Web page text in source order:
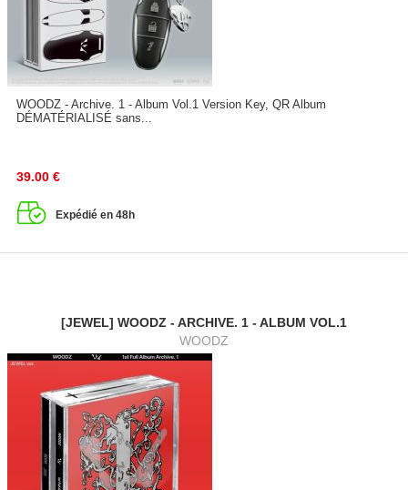
WOODZ - Archive. 1 - Album Vol.1 Version Key, QR Album
DÉMATÉRIALISÉ sans...
39.00 €
Expédié en 48h
[JEWEL] WOODZ - ARCHIVE. 1 - ALBUM VOL.1
WOODZ